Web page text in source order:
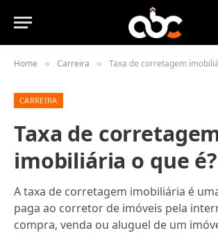
Home » Carreira » Taxa de corretagem
CARREIRA
Taxa de
imobiliária o que é?
A taxa de corretagem imobiliária é
paga ao corretor de imóveis pela
compra, venda ou aluguel de um